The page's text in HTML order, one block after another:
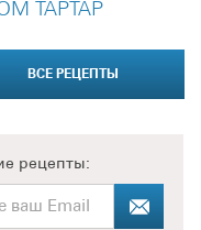
ТАРТАР
ВСЕ РЕЦЕПТЫ
рецепты: